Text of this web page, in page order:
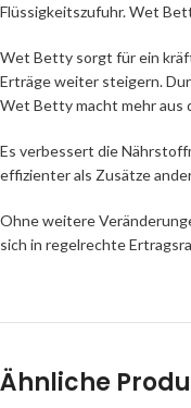
Flüssigkeitszufuhr. Wet
Wet Betty sorgt für ein
Erträge weiter steigern.
Wet Betty macht mehr aus
Es verbessert die
effizienter als Zusätze
Ohne weitere
sich in regelrechte
Ähnliche